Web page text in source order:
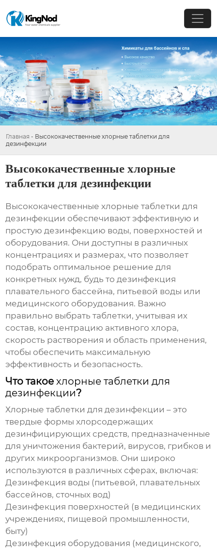
Главная - Высококачественные хлорные таблетки для
дезинфекции
Высококачественные хлорные
таблетки для дезинфекции
Высококачественные хлорные таблетки для
дезинфекции обеспечивают эффективную и
простую дезинфекцию воды, поверхностей и
оборудования. Они доступны в различных
концентрациях и размерах, что позволяет
подобрать оптимальное решение для
конкретных нужд, будь то дезинфекция
плавательного бассейна, питьевой воды или
медицинского оборудования. Важно
правильно выбрать таблетки, учитывая их
состав, концентрацию активного хлора,
скорость растворения и область применения,
чтобы обеспечить максимальную
эффективность и безопасность.
Что такоехлорные таблетки для
дезинфекции?
Хлорные таблетки для дезинфекции – это
твердые формы хлорсодержащих
дезинфицирующих средств, предназначенные
для уничтожения бактерий, вирусов, грибков и
других микроорганизмов. Они широко
используются в различных сферах, включая:
Дезинфекция воды (питьевой, плавательных
бассейнов, сточных вод)
Дезинфекция поверхностей (в медицинских
учреждениях, пищевой промышленности,
быту)
Дезинфекция оборудования (медицинского,